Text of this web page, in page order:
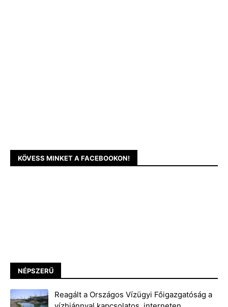
KÖVESS MINKET A FACEBOOKON!
NÉPSZERŰ
Reagált a Országos Vízügyi Főigazgatóság a